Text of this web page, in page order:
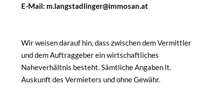
E-Mail: m.langstadlinger@immosan.at
Wir weisen darauf hin, dass zwischen dem Vermittler
und dem Auftraggeber ein wirtschaftliches
Naheverhältnis besteht. Sämtliche Angaben lt.
Auskunft des Vermieters und ohne Gewähr.